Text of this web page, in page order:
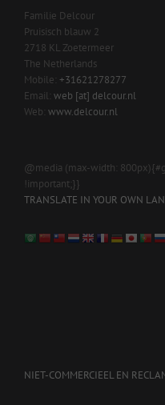
Familie Delcour
Pruisisch blauw 2
2718 KL Zoetermeer
The Netherlands
Mobile: +31621278277
Email: web [at] delcour.nl
Web: www.delcour.nl
@media (max-width:
!important;}}
TRANSLATE IN YOUR OWN
NIET-COMMERCIEEL EN